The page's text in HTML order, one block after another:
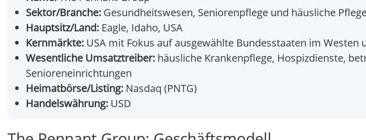
Sektor/Branche: Gesundheitswesen, Seniorenpflege und häusliche
Hauptsitz/Land: Eagle, Idaho, USA
Kernmärkte: USA mit Fokus auf ausgewählte Bundesstaaten im Westen
Wesentliche Umsatztreiber: häusliche Krankenpflege, Hospizdienste,
Senioreneinrichtungen
Heimatbörse/Listing: Nasdaq (PNTG)
Handelswährung: USD